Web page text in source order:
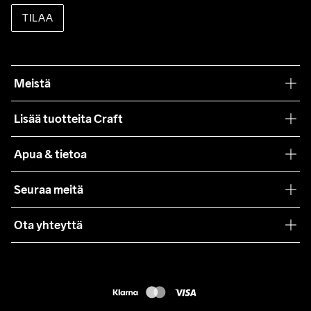
TILAA
Meistä
Lisää tuotteita Craft
Yhteistyöt
Lehdistö
Apua & tietoa
Käyttöehdot
Asiakaspalvelu
Seuraa meitä
Ota yhteyttä